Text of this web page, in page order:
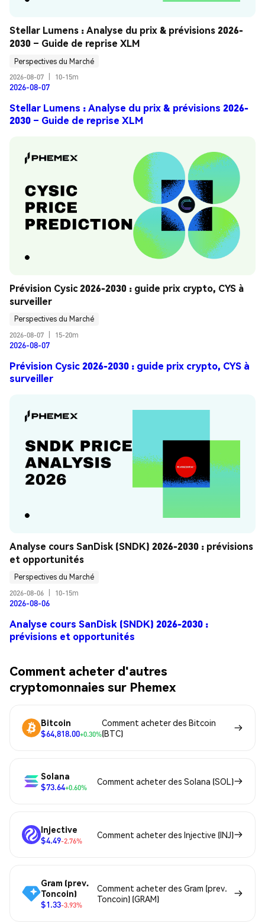
Stellar Lumens : Analyse du prix & prévisions 2026-
2030 – Guide de reprise XLM
Perspectives du Marché
2026-08-07
10-15m
2026-08-07
Stellar Lumens : Analyse du prix & prévisions 2026-
2030 – Guide de reprise XLM
Prévision Cysic 2026-2030 : guide prix crypto, CYS à
surveiller
Perspectives du Marché
2026-08-07
15-20m
2026-08-07
Prévision Cysic 2026-2030 : guide prix crypto, CYS à
surveiller
Analyse cours SanDisk (SNDK) 2026-2030 : prévisions
et opportunités
Perspectives du Marché
2026-08-06
10-15m
2026-08-06
Analyse cours SanDisk (SNDK) 2026-2030 :
prévisions et opportunités
Comment acheter d'autres
cryptomonnaies sur Phemex
Bitcoin
$64,818.00+0.30%
Comment acheter des Bitcoin
(BTC)
Solana
$73.64+0.60%
Comment acheter des Solana (SOL)
Injective
$4.49-2.76%
Comment acheter des Injective (INJ)
Gram (prev.
Toncoin)
$1.33-3.93%
Comment acheter des Gram (prev.
Toncoin) (GRAM)